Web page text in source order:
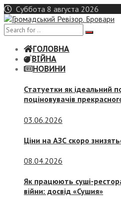
Skip
to
content
Суббота 8 августа 2026
ГОЛОВНА
ВІЙНА
НОВИНИ
Статуетки як ідеальний
поціновувачів
03.06.2026
Ціни на АЗС скоро
08.04.2026
Як працюють суші-
війни: досвід «Сушия»